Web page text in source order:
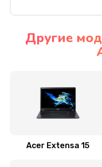
Другие
Acer Extensa 15